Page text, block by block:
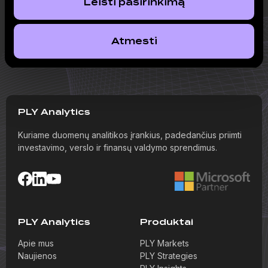
Atmesti
Mokymai
„Vadovavimas.lt“ mokymai: finansai ne
PLY Analytics
Kuriame duomenų analitikos įrankius, padedančius priimti
investavimo, verslo ir finansų valdymo sprendimus.
PLY Analytics
Apie mus
Naujienos
Produktai
PLY Markets
PLY Strategies